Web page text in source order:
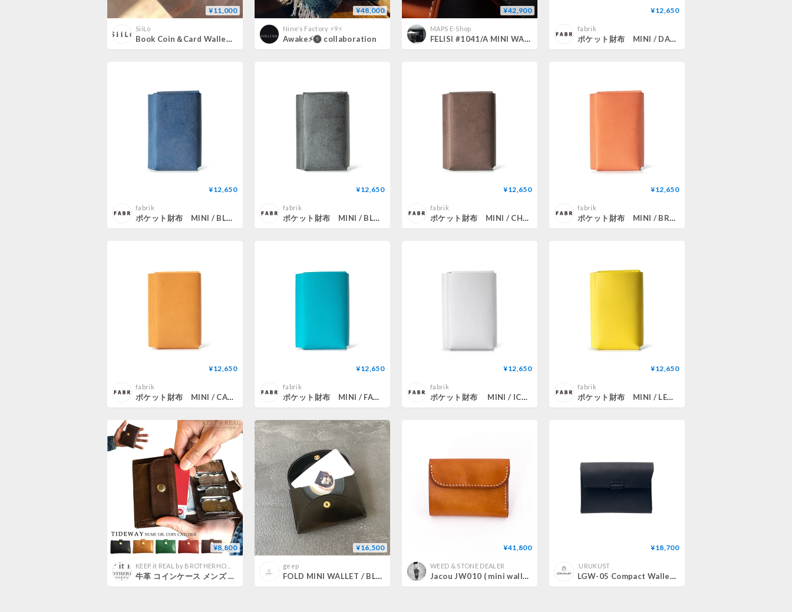
¥11,000
SiiLo
Book Coin＆Card Wallet ‐抗菌・抗ウイルス加工‐【51004 】
¥48,000
Nine’s Factory ⚡️9⚡️
Awake⚡️❾ collaboration
¥42,900
MAPS E-Shop
FELISI #1041/A MINI WALLET
¥12,650
fabrik
ポケット財布 MINI / DARK GREEN
¥12,650
fabrik
ポケット財布 MINI / BLUE
¥12,650
fabrik
ポケット財布 MINI / BLACK
¥12,650
fabrik
ポケット財布 MINI / CHOCOLATE
¥12,650
fabrik
ポケット財布 MINI / BRICK RED
¥12,650
fabrik
ポケット財布 MINI / CAMEL
¥12,650
fabrik
ポケット財布 MINI / FABRIK TURQUOISE
¥12,650
fabrik
ポケット財布 MINI / ICE WHITE
¥12,650
fabrik
ポケット財布 MINI / LEMON
¥8,800
牛革 コインケース メンズ レディース ユニセックス 日本製 タイドウェイ TIDEWAY NUME OIL COIN CATCHER 本革 ミニ財布 レトロ 財布 tideway
¥16,500
geep
FOLD MINI WALLET / BLACK
¥41,800
WEED & STONE DEALER
Jacou JW010 ( mini wallet )
¥18,700
.URUKUST
LGW-05 Compact Wallet / 5 colors【リニューアル】